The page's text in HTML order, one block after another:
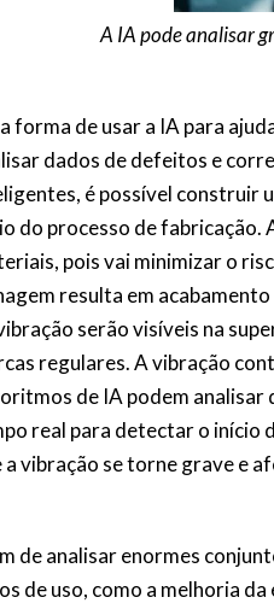
A IA pode analisar
forma de usar a IA para
dados de defeitos e
é possível construir
do processo de fabricação.
pois vai minimizar o
resulta em
serão visíveis na
regulares. A vibração
de IA podem analisar
real para detectar o início
a vibração se torne grave e
de analisar enormes
de uso, como a melhoria